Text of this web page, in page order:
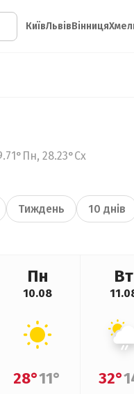
КиївЛьвівВінниця
28.23°Сх
Тиждень 10 днів
Пн
10.08
28°11°
Вт
32°